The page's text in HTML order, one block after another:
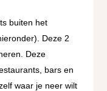
buiten het
Deze 2
Deze
bars en
waar je neer wilt